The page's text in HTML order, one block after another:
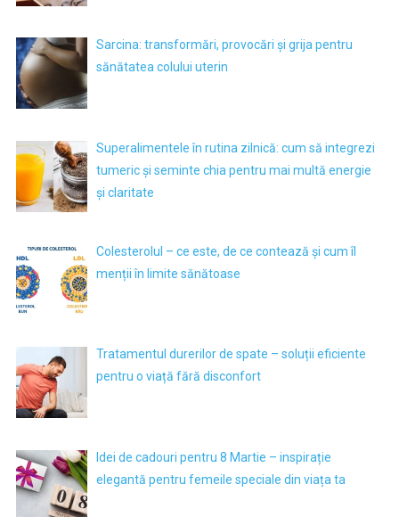
Sarcina: transformări, provocări și grija pentru
sănătatea colului uterin
Superalimentele în rutina zilnică: cum să integrezi
tumeric și seminte chia pentru mai multă energie
și claritate
Colesterolul – ce este, de ce contează și cum îl
menții în limite sănătoase
Tratamentul durerilor de spate – soluții eficiente
pentru o viață fără disconfort
Idei de cadouri pentru 8 Martie – inspirație
elegantă pentru femeile speciale din viața ta